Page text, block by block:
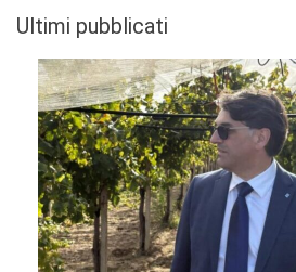
Ultimi pubblicati